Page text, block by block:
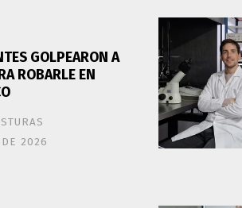
GOLPEARON A
ROBARLE EN
2026